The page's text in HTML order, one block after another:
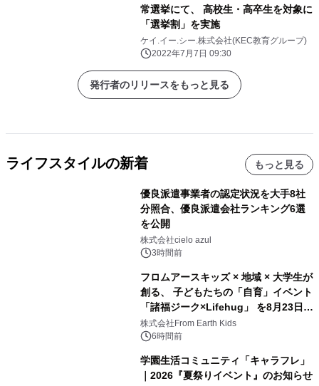
常選挙にて、 高校生・高卒生を対象に
「選挙割」を実施
ケイ.イー.シー.株式会社(KEC教育グループ)
2022年7月7日 09:30
発行者のリリースをもっと見る
ライフスタイルの新着 もっと見る
優良派遣事業者の認定状況を大手8社
分照合、優良派遣会社ランキング6選
を公開
株式会社cielo azul
3時間前
フロムアースキッズ × 地域 × 大学生が
創る、 子どもたちの「自育」イベント
「諸福ジーク×Lifehug」 を8月23日
(日)開催
株式会社From Earth Kids
6時間前
学園生活コミュニティ「キャラフレ」
｜2026『夏祭りイベント』のお知らせ